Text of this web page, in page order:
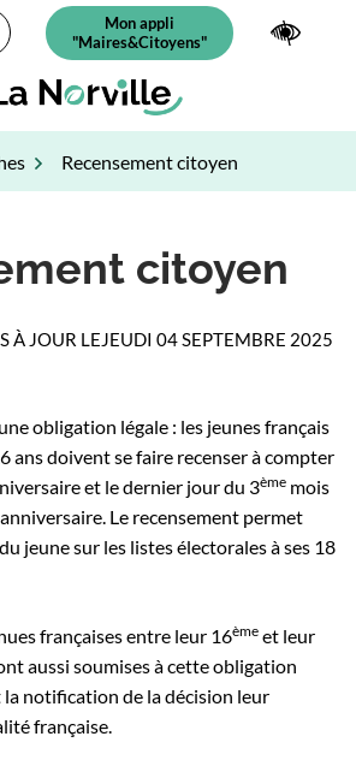
vers le compte Facebook
Mon appli
"Maires&Citoyens"(ouverture dans un nouvel
Recensement citoyen
citoyen
À JOUR LEJEUDI 04 SEPTEMBRE 2025
obligation légale : les jeunes français
ans doivent se faire recenser à compter
et le dernier jour du 3ème mois
Le recensement permet
jeune sur les listes électorales à ses 18
françaises entre leur 16ème et leur
aussi soumises à cette obligation
notification de la décision leur
française.